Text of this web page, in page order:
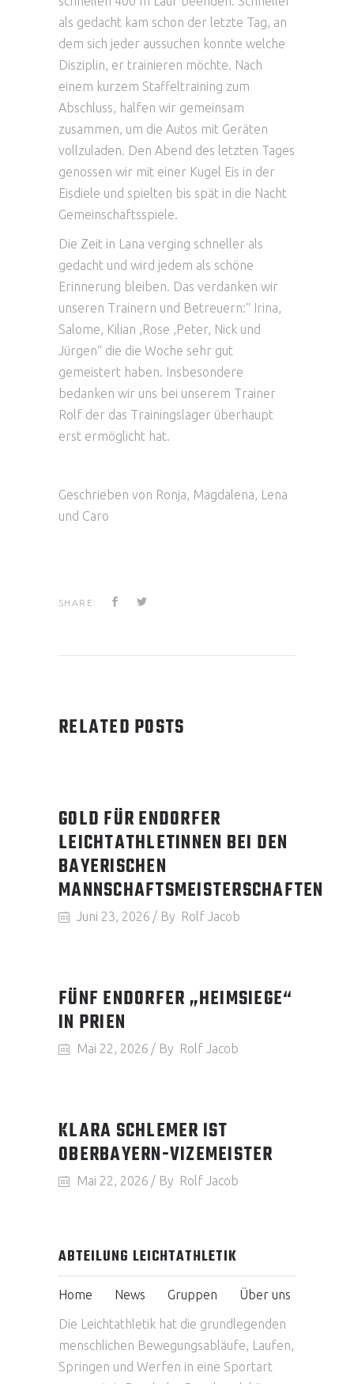
als gedacht kam schon der letzte Tag, an
dem sich jeder aussuchen konnte welche
Disziplin, er trainieren möchte. Nach
einem kurzem Staffeltraining zum
Abschluss, halfen wir gemeinsam
zusammen, um die Autos mit Geräten
vollzuladen. Den Abend des letzten Tages
genossen wir mit einer Kugel Eis in der
Eisdiele und spielten bis spät in die Nacht
Gemeinschaftsspiele.
Die Zeit in Lana verging schneller als
gedacht und wird jedem als schöne
Erinnerung bleiben. Das verdanken wir
unseren Trainern und Betreuern:“ Irina,
Salome, Kilian ,Rose ,Peter, Nick und
Jürgen“ die die Woche sehr gut
gemeistert haben. Insbesondere
bedanken wir uns bei unserem Trainer
Rolf der das Trainingslager überhaupt
erst ermöglicht hat.
Geschrieben von Ronja, Magdalena, Lena
und Caro
SHARE:
RELATED POSTS
GOLD FÜR ENDORFER
LEICHTATHLETINNEN BEI DEN
BAYERISCHEN
MANNSCHAFTSMEISTERSCHAFTEN
Juni 23, 2026 By Rolf Jacob
FÜNF ENDORFER „HEIMSIEGE“
IN PRIEN
Mai 22, 2026 By Rolf Jacob
KLARA SCHLEMER IST
OBERBAYERN-VIZEMEISTER
Mai 22, 2026 By Rolf Jacob
ABTEILUNG LEICHTATHLETIK
Home News Gruppen Über uns
Die Leichtathletik hat die grundlegenden
menschlichen Bewegungsabläufe, Laufen,
Springen und Werfen in eine Sportart